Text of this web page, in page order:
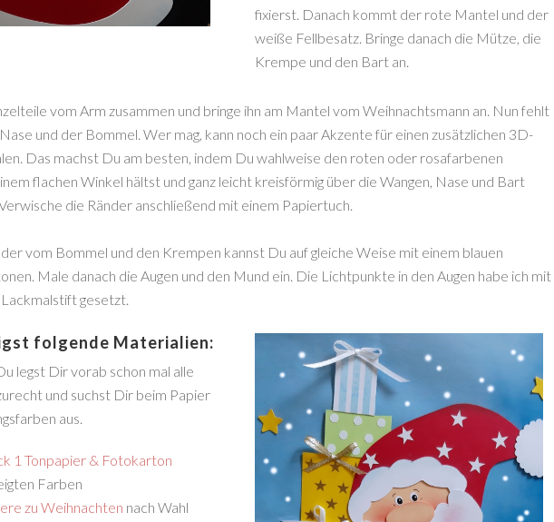
fixierst. Danach kommt der rote Mantel und der
weiße Fellbesatz. Bringe danach die Mütze, die
Krempe und den Bart an.
vom Arm zusammen und bringe ihn am Mantel vom Weihnachtsmann an. Nun fehlt
und der Bommel. Wer mag, kann noch ein paar Akzente für einen zusätzlichen 3D-
Das machst Du am besten, indem Du wahlweise den roten oder rosafarbenen
flachen Winkel hältst und ganz leicht kreisförmig über die Wangen, Nase und Bart
die Ränder anschließend mit einem Papiertuch.
vom Bommel und den Krempen kannst Du auf gleiche Weise mit einem blauen
Male danach die Augen und den Mund ein. Die Lichtpunkte in den Augen habe ich mit
gesetzt.
folgende Materialien:
legst Dir vorab schon mal alle
und suchst Dir beim Papier
aus.
1 Tonpapier & Fotokarton
Farben
zu Weihnachten nach Wahl